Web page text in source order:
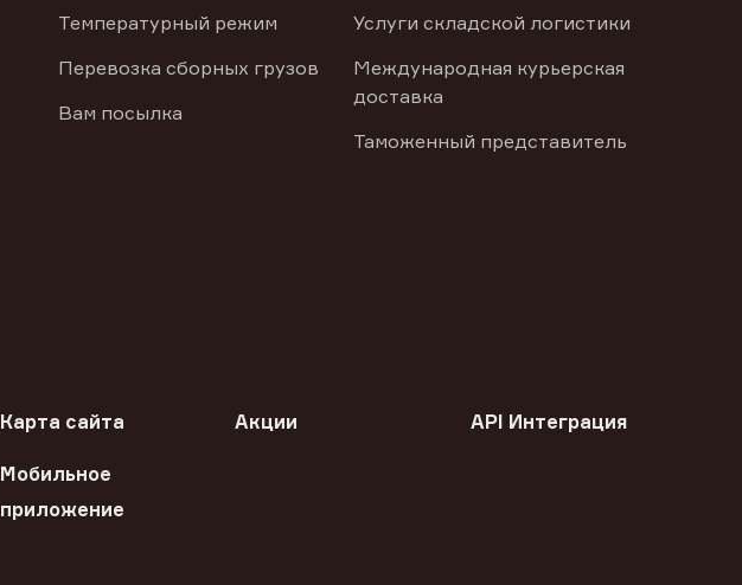
Температурный режим
Перевозка сборных грузов
Вам посылка
Услуги складской логистики
Международная курьерская
доставка
Таможенный представитель
Карта сайта Акции API Интеграция
Мобильное
приложение